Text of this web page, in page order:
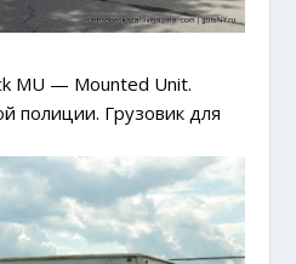
MU — Mounted Unit.
полиции. Грузовик для